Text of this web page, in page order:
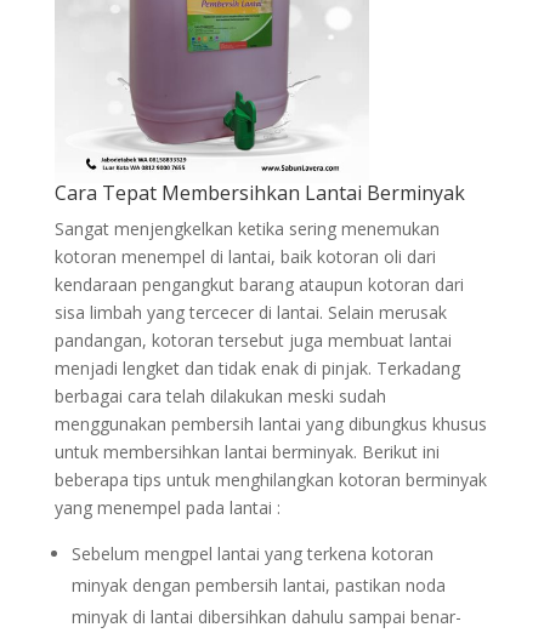
Cara Tepat Membersihkan Lantai Berminyak
Sangat menjengkelkan ketika sering menemukan
kotoran menempel di lantai, baik kotoran oli dari
kendaraan pengangkut barang ataupun kotoran dari
sisa limbah yang tercecer di lantai. Selain merusak
pandangan, kotoran tersebut juga membuat lantai
menjadi lengket dan tidak enak di pinjak. Terkadang
berbagai cara telah dilakukan meski sudah
menggunakan pembersih lantai yang dibungkus khusus
untuk membersihkan lantai berminyak. Berikut ini
beberapa tips untuk menghilangkan kotoran berminyak
yang menempel pada lantai :
Sebelum mengpel lantai yang terkena kotoran
minyak dengan pembersih lantai, pastikan noda
minyak di lantai dibersihkan dahulu sampai benar-